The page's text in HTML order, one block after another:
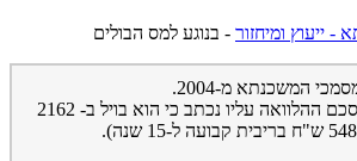
- ייעוץ ומיחזור - בנוגע למס הבולים
המשכנתא מ-2004.
מה שמצאתי זה את הסכם ההלוואה עליו נכתב כי הוא בויל ב- 2162